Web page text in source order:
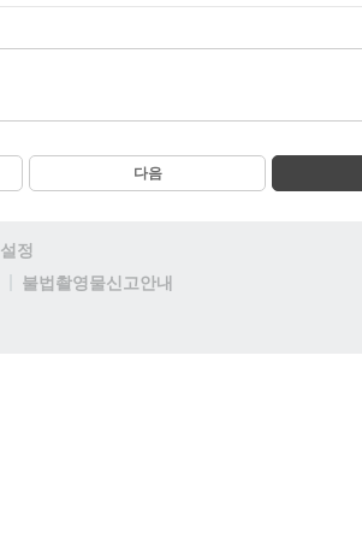
다음
설정
불법촬영물신고안내